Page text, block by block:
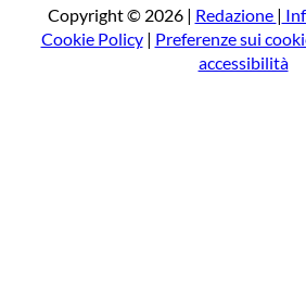
a
Copyright © 2026 | Redazione |
Cookie Policy| Preferenze sui
accessibilità